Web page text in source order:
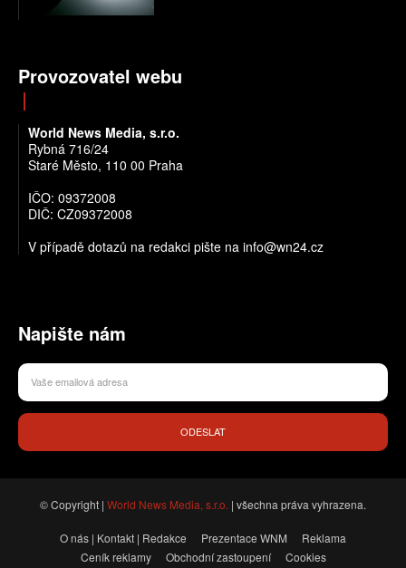
Provozovatel webu
World News Media, s.r.o.
Rybná 716/24
Staré Město, 110 00 Praha
IČO: 09372008
DIČ: CZ09372008
V případě dotazů na redakci pište na info@wn24.cz
Napište nám
ODESLAT
© Copyright | World News Media, s.r.o. | všechna práva vyhrazena.
O nás | Kontakt | Redakce Prezentace WNM
Reklama
Ceník reklamy
Obchodní zastoupení
Cookies